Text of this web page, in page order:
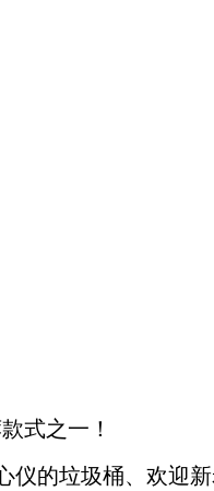
式之一！
的垃圾桶、欢迎新